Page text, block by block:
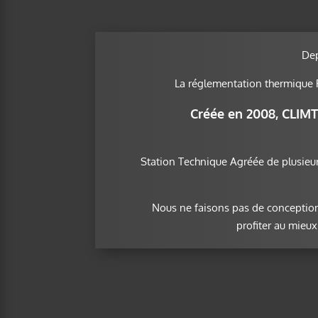
La réglementation thermique
Créée en 2008,
Station Technique Agréée de
Nous ne faisons pas de
profiter au